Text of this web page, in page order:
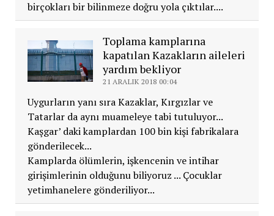
birçokları bir bilinmeze doğru yola çıktılar....
Toplama kamplarına
kapatılan Kazakların aileleri
yardım bekliyor
21 ARALIK 2018 00:04
Uygurların yanı sıra Kazaklar, Kırgızlar ve
Tatarlar da aynı muameleye tabi tutuluyor...
Kaşgar’ daki kamplardan 100 bin kişi fabrikalara
gönderilecek...
Kamplarda ölümlerin, işkencenin ve intihar
girişimlerinin olduğunu biliyoruz ... Çocuklar
yetimhanelere gönderiliyor...